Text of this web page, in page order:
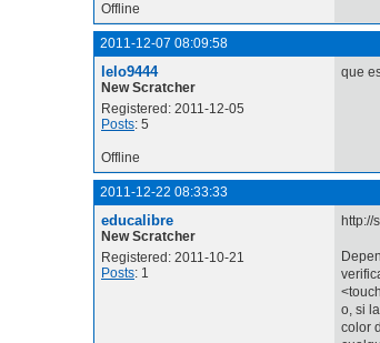
Offline
2011-12-07 08:09:58
lelo9444
New Scratcher
Registered: 2011-12-05
Posts: 5
que
Offline
2011-12-22 08:33:33
educalibre
New Scratcher
Registered: 2011-10-21
Posts: 1
http://
o, si
color